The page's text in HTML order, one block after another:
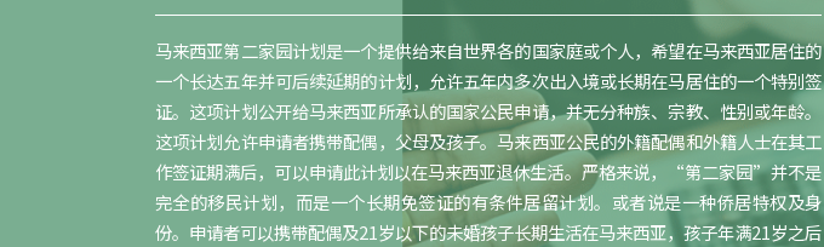
马来西亚第二家园计划是一个提供给来自世界各的国家庭或个人，希望在马来西亚居住的
一个长达五年并可后续延期的计划，允许五年内多次出入境或长期在马居住的一个特别签
证。这项计划公开给马来西亚所承认的国家公民申请，并无分种族、宗教、性别或年龄。
这项计划允许申请者携带配偶，父母及孩子。马来西亚公民的外籍配偶和外籍人士在其工
作签证期满后，可以申请此计划以在马来西亚退休生活。严格来说，“第二家园”并不是
完全的移民计划，而是一个长期免签证的有条件居留计划。或者说是一种侨居特权及身
份。申请者可以携带配偶及21岁以下的未婚孩子长期生活在马来西亚，孩子年满21岁之后